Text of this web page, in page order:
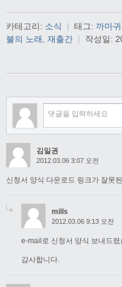
카테고리: 소식 | 태그: 까마
불의 노래
재출간 | 작성일:
김일권
2012.03.06 3:07 오전
신청서 양식 다운로드 링크가 잘못
mills
2012.03.06 9:13 오전
e-mail로 신청서 양식 보내드렸
감사합니다.